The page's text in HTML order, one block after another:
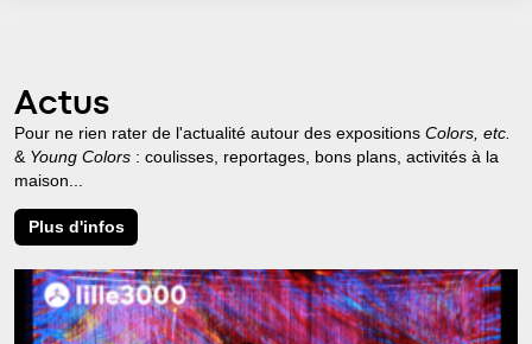
Actus
Pour ne rien rater de l'actualité autour des expositions Colors, etc.
& Young Colors : coulisses, reportages, bons plans, activités à la
maison...
Plus d'infos